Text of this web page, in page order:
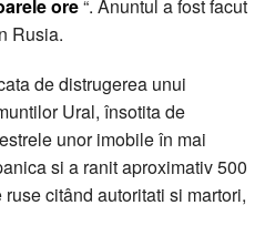
ore“. Anuntul a fost facut
Rusia.
de distrugerea unui
Ural, însotita de
unor imobile în mai
si a ranit aproximativ 500
citând autoritati si martori,